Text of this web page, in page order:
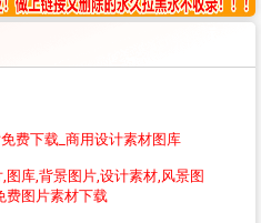
费下载_商用设计素材图库
图库,背景图片,设计素材,风景图
费图片素材下载